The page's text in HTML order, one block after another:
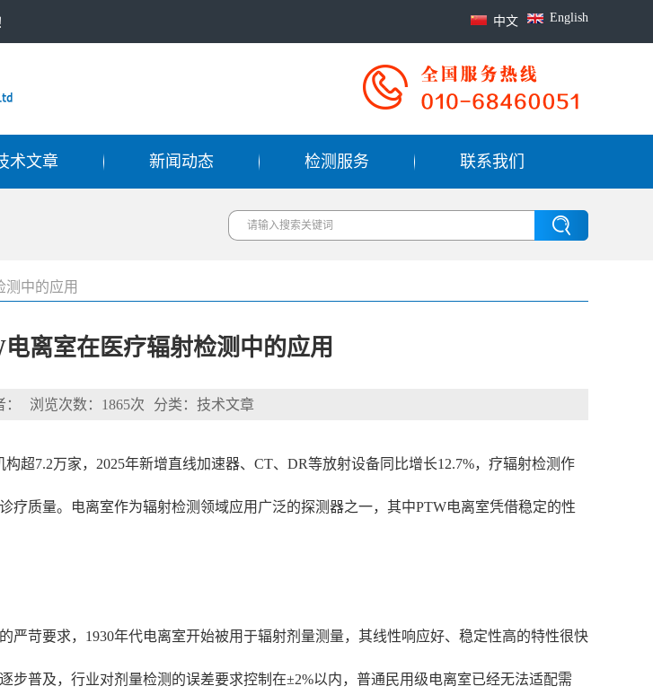
English
中文
术文章 新闻动态 检测服务 联系我们
测中的应用
离室在医疗辐射检测中的应用
浏览次数：1865次 分类：技术文章
超7.2万家，2025年新增直线加速器、CT、DR等放射设备同比增长12.7%，疗辐射检测作
质量。电离室作为辐射检测领域应用广泛的探测器之一，其中PTW电离室凭借稳定的性
苛要求，1930年代电离室开始被用于辐射剂量测量，其线性响应好、稳定性高的特性很快
普及，行业对剂量检测的误差要求控制在±2%以内，普通民用级电离室已经无法适配需